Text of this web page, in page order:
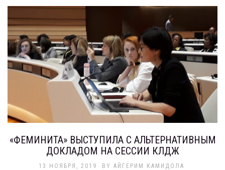
«ФЕМИНИТА» ВЫСТУПИЛА С АЛЬТЕРНАТИВНЫМ
ДОКЛАДОМ НА СЕССИИ КЛДЖ
13 НОЯБРЯ, 2019 BY АЙГЕРИМ КАМИДОЛА